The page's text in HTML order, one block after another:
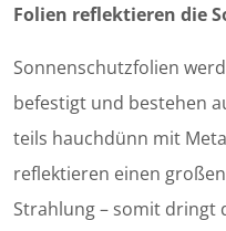
Folien reflektieren die
Sonnen­schutz­folien
befestigt und bestehen
teils hauchdünn mit
reflektieren einen
Strahlung – somit dringt